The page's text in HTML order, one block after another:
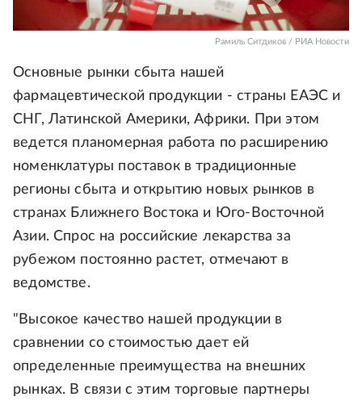
Рамиль Ситдиков / РИА Новости
Основные рынки сбыта нашей
фармацевтической продукции - страны ЕАЭС и
СНГ, Латинской Америки, Африки. При этом
ведется планомерная работа по расширению
номенклатуры поставок в традиционные
регионы сбыта и открытию новых рынков в
странах Ближнего Востока и Юго-Восточной
Азии. Спрос на российские лекарства за
рубежом постоянно растет, отмечают в
ведомстве.
"Высокое качество нашей продукции в
сравнении со стоимостью дает ей
определенные преимущества на внешних
рынках. В связи с этим торговые партнеры